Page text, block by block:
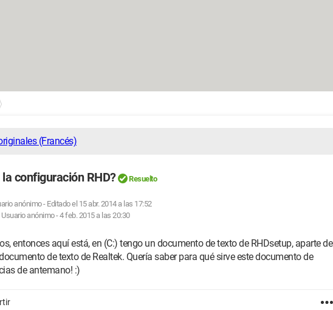
(Francés)
la configuración RHD? Resuelto
anónimo- Editado el 15 abr. 2014 a las 17:52
Usuario anónimo -4 feb. 2015 a las 20:30
entonces aquí está, en (C:) tengo un documento de texto de RHDsetup, aparte de
de texto de Realtek. Quería saber para qué sirve este documento de
de antemano! :)